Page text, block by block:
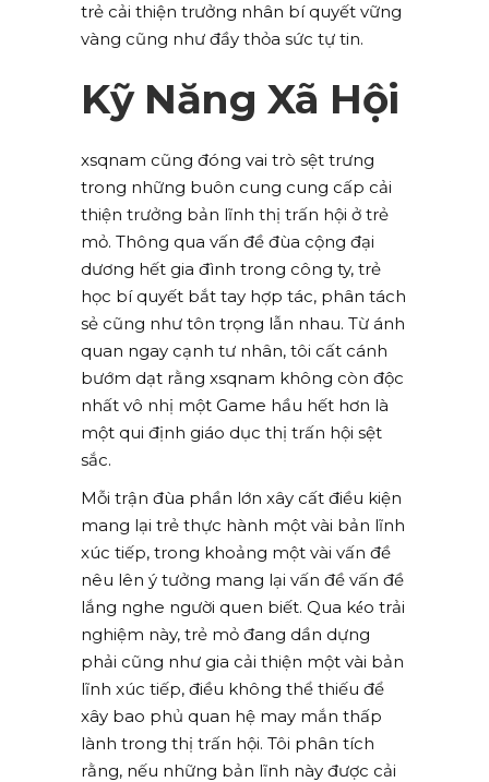
trẻ cải thiện trưởng nhân bí quyết vững
vàng cũng như đầy thỏa sức tự tin.
Kỹ Năng Xã Hội
xsqnam cũng đóng vai trò sệt trưng
trong những buôn cung cung cấp cải
thiện trưởng bản lĩnh thị trấn hội ở trẻ
mỏ. Thông qua vấn đề đùa cộng đại
dương hết gia đình trong công ty, trẻ
học bí quyết bắt tay hợp tác, phân tách
sẻ cũng như tôn trọng lẫn nhau. Từ ánh
quan ngay cạnh tư nhân, tôi cất cánh
bướm dạt rằng xsqnam không còn độc
nhất vô nhị một Game hầu hết hơn là
một qui định giáo dục thị trấn hội sệt
sắc.
Mỗi trận đùa phần lớn xây cất điều kiện
mang lại trẻ thực hành một vài bản lĩnh
xúc tiếp, trong khoảng một vài vấn đề
nêu lên ý tưởng mang lại vấn đề vấn đề
lắng nghe người quen biết. Qua kéo trải
nghiệm này, trẻ mỏ đang dần dựng
phải cũng như gia cải thiện một vài bản
lĩnh xúc tiếp, điều không thể thiếu để
xây bao phủ quan hệ may mắn thấp
lành trong thị trấn hội. Tôi phân tích
rằng, nếu những bản lĩnh này được cải